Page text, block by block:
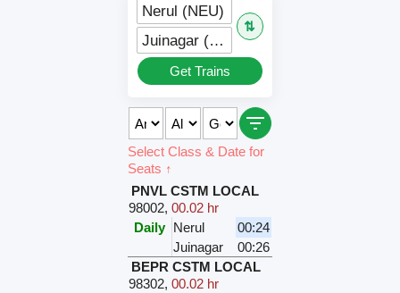
Nerul (NEU)
⇅
Juinagar (JNJ)
Get Trains
Select Class & Date for
Seats ↑
PNVL CSTM LOCAL
98002,00.02 hr
Daily Nerul
00:24
Juinagar
00:26
BEPR CSTM LOCAL
98302,00.02 hr